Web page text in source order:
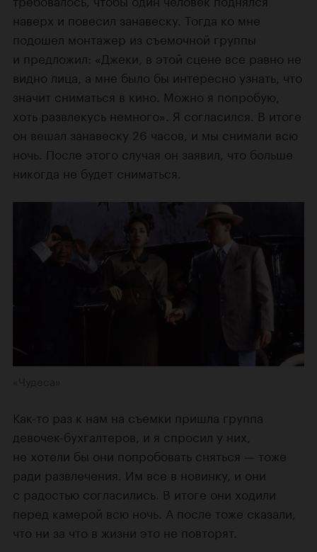
наверх и повесил занавеску. Тогда ко мне
подошел монтажер из съемочной группы
и предложил: «Джеки, в этой сцене все равно не
видно лица, а мне было бы интересно узнать, что
значит сниматься в кино. Можно я попробую,
хоть развлекусь немного». Я согласился. В итоге
он вешал занавеску 26 часов, и мы снимали всю
ночь. После этого случая он заявил, что больше
никогда не будет сниматься.
Как-то раз к нам на съемки пришла группа
девочек-бухгалтеров, и я спросил у них,
не хотели бы они попробовать сняться — тоже
ради развлечения. Им все в новинку, и они
с радостью согласились. В итоге они ходили
перед камерой всю ночь. А после тоже сказали,
что ни за что в жизни это не повторят.